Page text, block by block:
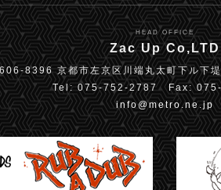
HEAD OFFICE
Zac Up Co,LTD
8396 京都市左京区川端丸太町下ル下
Tel: 075-752-2787 Fax:
info@metro.ne.jp